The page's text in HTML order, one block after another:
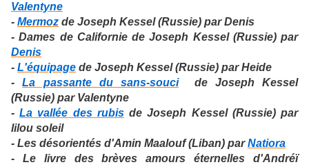
Valentyne
- Mermoz de Joseph Kessel (Russie) par Denis
- Dames de Californiede Joseph Kessel (Russie) par
Denis
- L'équipage de Joseph Kessel (Russie) par Heide
-La passante du sans-soucide Joseph Kessel
(Russie) par Valentyne
-La vallée des rubisde Joseph Kessel (Russie) par
lilou soleil
- Les désorientés d'Amin Maalouf (Liban) parNatiora
- Le livre des brèves amours éternelles d'Andréï